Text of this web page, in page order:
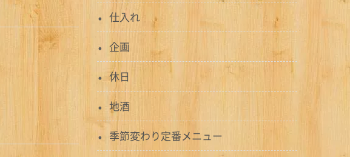
仕入れ
企画
休日
地酒
季節変わり定番メニュー